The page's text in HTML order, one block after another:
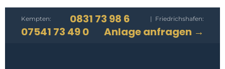
Kempten: 0831 73 98 6 | Friedrichshafen:
07541 73 49 0 Anlage anfragen →